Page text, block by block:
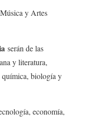
y Artes
serán de las
y literatura,
química, biología y
economía,